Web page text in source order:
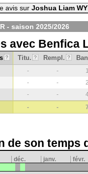
avis sur Joshua Liam
- saison 2025/2026
avec Benfica
? Titu. ? Rempl. ?
- -
- -
- -
- -
de son temps
déc. janv. févr.